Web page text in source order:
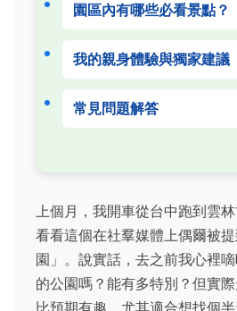
園區內有哪些必看景點？
我的親身體驗與獨家建議
常見問題解答
上個月，我開車從台中跑到雲
看看這個在社羣媒體上偶爾被
園」。說實話，去之前我心裡
的公園嗎？能有多特別？但實
比預期有趣，尤其適合想找個